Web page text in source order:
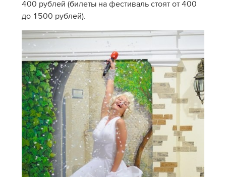
400 рублей (билеты на фестиваль стоят от 400
до 1500 рублей).